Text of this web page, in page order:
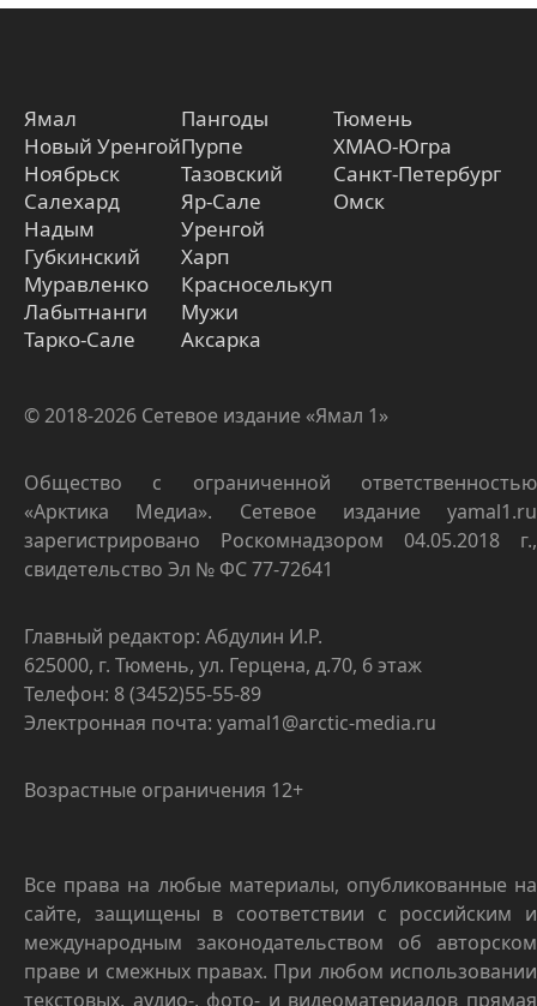
Ямал
Новый Уренгой
Ноябрьск
Салехард
Надым
Губкинский
Муравленко
Лабытнанги
Тарко-Сале
Пангоды
Пурпе
Тазовский
Яр-Сале
Уренгой
Харп
Красноселькуп
Мужи
Аксарка
Тюмень
ХМАО-Югра
Санкт-Петербург
Омск
© 2018-2026 Сетевое издание «Ямал 1»
Общество с ограниченной ответственностью
«Арктика Медиа». Сетевое издание yamal1.ru
зарегистрировано Роскомнадзором 04.05.2018 г.,
свидетельство Эл № ФС 77-72641
Главный редактор: Абдулин И.Р.
625000, г. Тюмень, ул. Герцена, д.70, 6 этаж
Телефон: 8 (3452)55-55-89
Электронная почта: yamal1@arctic-media.ru
Возрастные ограничения 12+
Все права на любые материалы, опубликованные на
сайте, защищены в соответствии с российским и
международным законодательством об авторском
праве и смежных правах. При любом использовании
текстовых, аудио-, фото- и видеоматериалов прямая